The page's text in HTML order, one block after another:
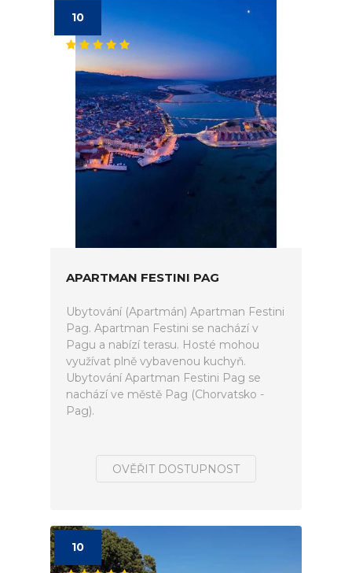
10
APARTMAN FESTINI PAG
Ubytování (Apartmán) Apartman Festini
Pag. Apartman Festini se nachází v
Pagu a nabízí terasu. Hosté mohou
využívat plně vybavenou kuchyň.
Ubytování Apartman Festini Pag se
nachází ve městě Pag (Chorvatsko -
Pag).
OVĚŘIT DOSTUPNOST
10